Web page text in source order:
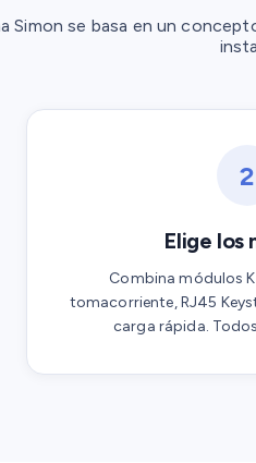
Simon se basa en un
2
Elige los
Combina módulos
tomacorriente, RJ45
carga rápida.